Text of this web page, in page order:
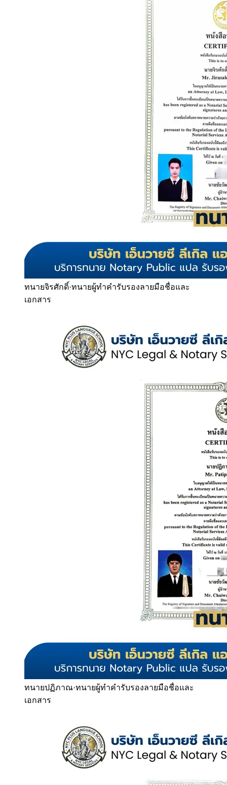
ทนายจิรศักดิ์·ทนายผู้ทำคำรับรองลายมือชื่อและ
เอกสาร
ทนายปฏิภาณ·ทนายผู้ทำคำรับรองลายมือชื่อและ
เอกสาร